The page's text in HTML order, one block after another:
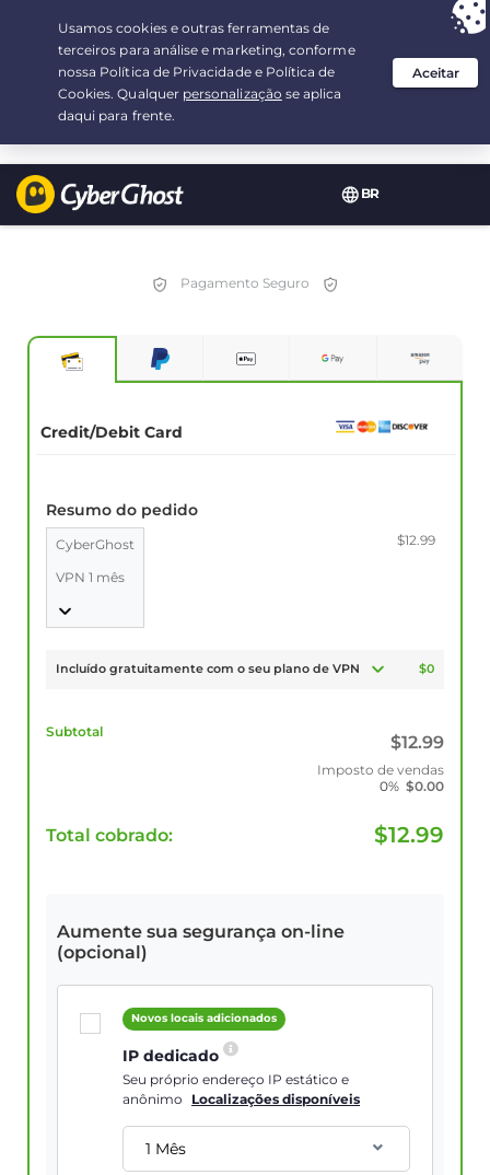
BR
Sua escolha: a melhor ofertapor 2.1666666666667-ano(s) a $
/mês
Pagamento Seguro
Credit/Debit Card
Resumo do pedido
CyberGhost
VPN 1 mês
$12.99
Incluído gratuitamente com o seu plano de VPN $0
Subtotal
$12.99
Imposto de vendas
0% $0.00
Total cobrado: $12.99
Aumente sua segurança on-line
(opcional)
Novos locais adicionados
IP dedicado
Seu próprio endereço IP estático e
anônimo
Localizações disponíveis
1 Mês